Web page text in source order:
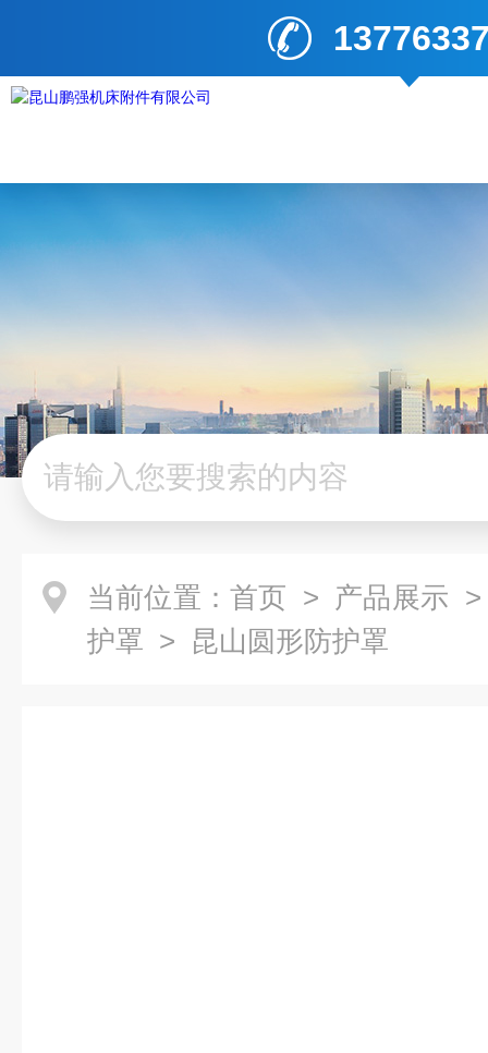
当前位置： 首页 > 产品展示
护罩 > 昆山圆形防护罩